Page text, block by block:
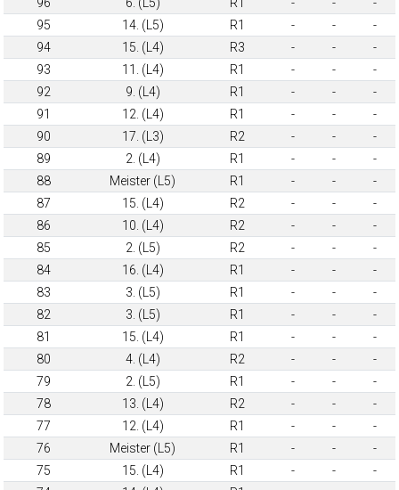
95
14. (L5) R1 - -
-
94
15. (L4) R3 - -
-
93
11. (L4) R1 - -
-
92
9. (L4) R1 - -
-
91
12. (L4) R1 - -
-
90
17. (L3) R2 - -
-
89
2. (L4) R1 - -
-
88
Meister (L5) R1 - -
-
87
15. (L4) R2 - -
-
86
10. (L4) R2 - -
-
85
2. (L5) R2 - -
-
84
16. (L4) R1 - -
-
83
3. (L5) R1 - -
-
82
3. (L5) R1 - -
-
81
15. (L4) R1 - -
-
80
4. (L4) R2 - -
-
79
2. (L5) R1 - -
-
78
13. (L4) R2 - -
-
77
12. (L4) R1 - -
-
76
Meister (L5) R1 - -
-
75
15. (L4) R1 - -
-